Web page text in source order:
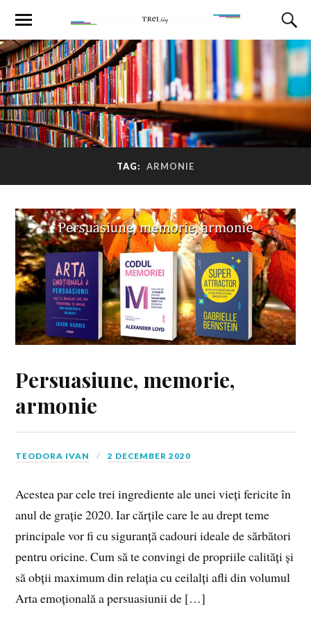
TAG: ARMONIE
Persuasiune, memorie,
armonie
TEODORA IVAN 2 DECEMBER 2020
Acestea par cele trei ingrediente ale unei vieți fericite în
anul de grație 2020. Iar cărțile care le au drept teme
principale vor fi cu siguranță cadouri ideale de sărbători
pentru oricine. Cum să te convingi de propriile calități și
să obții maximum din relația cu ceilalți afli din volumul
Arta emoțională a persuasiunii de […]